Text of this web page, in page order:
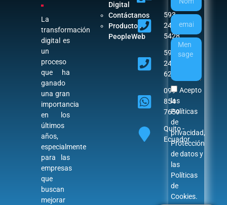
La
transformación
digital es
un
proceso
que ha
ganado
una gran
importancia
en los
últimos
años,
especialmente
para las
empresas
que
buscan
mejorar
Digital
Contáctanos
Productos
PeopleWeb
593
242
5428
593
242
6282
099
854
7659
Quito -
Ecuador
Acepto
las
Políticas
de
privacidad,
Protección
de datosy
las
Políticas
de
Cookies.